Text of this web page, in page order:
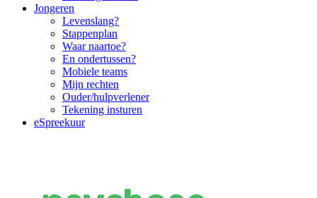
Jongeren
Levenslang?
Stappenplan
Waar naartoe?
En ondertussen?
Mobiele teams
Mijn rechten
Ouder/hulpverlener
Tekening insturen
eSpreekuur